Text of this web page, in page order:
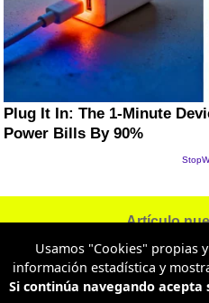
Artículo
LOTERÍAS
Usamos "Cookies" propias
información estadística y
Si continúa navegando acepta